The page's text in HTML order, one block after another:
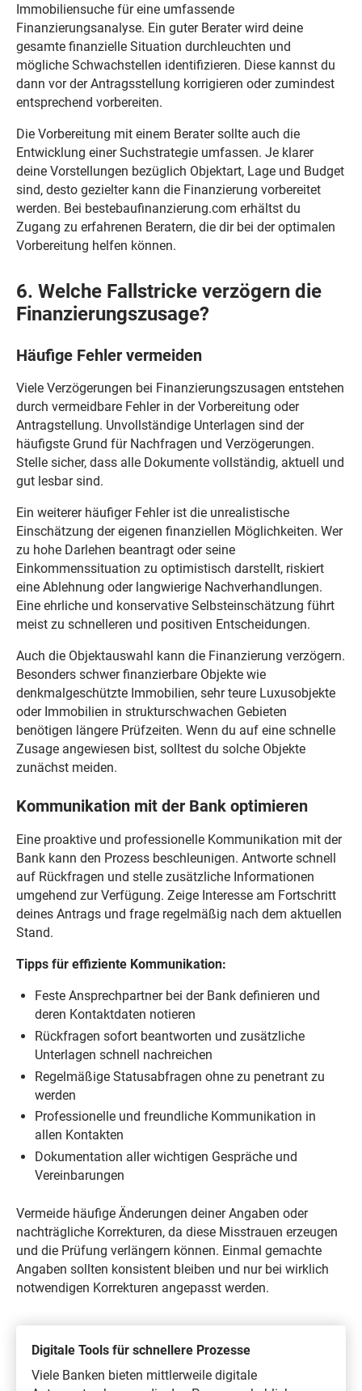
Immobiliensuche für eine umfassende
Finanzierungsanalyse. Ein guter Berater wird deine
gesamte finanzielle Situation durchleuchten und
mögliche Schwachstellen identifizieren. Diese kannst du
dann vor der Antragsstellung korrigieren oder zumindest
entsprechend vorbereiten.
Die Vorbereitung mit einem Berater sollte auch die
Entwicklung einer Suchstrategie umfassen. Je klarer
deine Vorstellungen bezüglich Objektart, Lage und Budget
sind, desto gezielter kann die Finanzierung vorbereitet
werden. Bei bestebaufinanzierung.com erhältst du
Zugang zu erfahrenen Beratern, die dir bei der optimalen
Vorbereitung helfen können.
6. Welche Fallstricke verzögern die
Finanzierungszusage?
Häufige Fehler vermeiden
Viele Verzögerungen bei Finanzierungszusagen entstehen
durch vermeidbare Fehler in der Vorbereitung oder
Antragstellung. Unvollständige Unterlagen sind der
häufigste Grund für Nachfragen und Verzögerungen.
Stelle sicher, dass alle Dokumente vollständig, aktuell und
gut lesbar sind.
Ein weiterer häufiger Fehler ist die unrealistische
Einschätzung der eigenen finanziellen Möglichkeiten. Wer
zu hohe Darlehen beantragt oder seine
Einkommenssituation zu optimistisch darstellt, riskiert
eine Ablehnung oder langwierige Nachverhandlungen.
Eine ehrliche und konservative Selbsteinschätzung führt
meist zu schnelleren und positiven Entscheidungen.
Auch die Objektauswahl kann die Finanzierung verzögern.
Besonders schwer finanzierbare Objekte wie
denkmalgeschützte Immobilien, sehr teure Luxusobjekte
oder Immobilien in strukturschwachen Gebieten
benötigen längere Prüfzeiten. Wenn du auf eine schnelle
Zusage angewiesen bist, solltest du solche Objekte
zunächst meiden.
Kommunikation mit der Bank optimieren
Eine proaktive und professionelle Kommunikation mit der
Bank kann den Prozess beschleunigen. Antworte schnell
auf Rückfragen und stelle zusätzliche Informationen
umgehend zur Verfügung. Zeige Interesse am Fortschritt
deines Antrags und frage regelmäßig nach dem aktuellen
Stand.
Tipps für effiziente Kommunikation:
Feste Ansprechpartner bei der Bank definieren und
deren Kontaktdaten notieren
Rückfragen sofort beantworten und zusätzliche
Unterlagen schnell nachreichen
Regelmäßige Statusabfragen ohne zu penetrant zu
werden
Professionelle und freundliche Kommunikation in
allen Kontakten
Dokumentation aller wichtigen Gespräche und
Vereinbarungen
Vermeide häufige Änderungen deiner Angaben oder
nachträgliche Korrekturen, da diese Misstrauen erzeugen
und die Prüfung verlängern können. Einmal gemachte
Angaben sollten konsistent bleiben und nur bei wirklich
notwendigen Korrekturen angepasst werden.
Digitale Tools für schnellere Prozesse
Viele Banken bieten mittlerweile digitale